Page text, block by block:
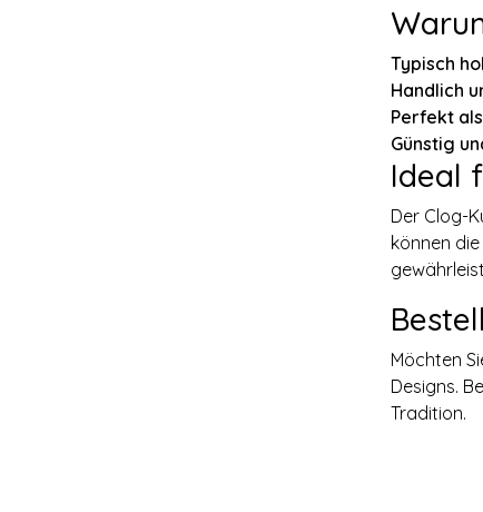
Typisch
Handlich
Perfekt
Günstig
Ideal
Der Clog-
können
Möchten
Designs.
Tradition.